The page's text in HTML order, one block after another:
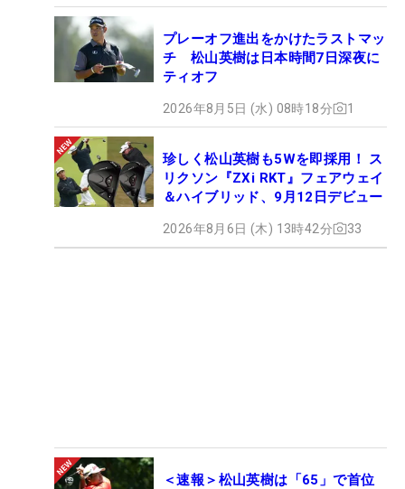
プレーオフ進出をかけたラストマッ
チ 松山英樹は日本時間7日深夜に
ティオフ
2026年8月5日 (水) 08時18分 1
珍しく松山英樹も5Wを即採用！ ス
リクソン『ZXi RKT』フェアウェイ
＆ハイブリッド、9月12日デビュー
2026年8月6日 (木) 13時42分 33
＜速報＞松山英樹は「65」で首位